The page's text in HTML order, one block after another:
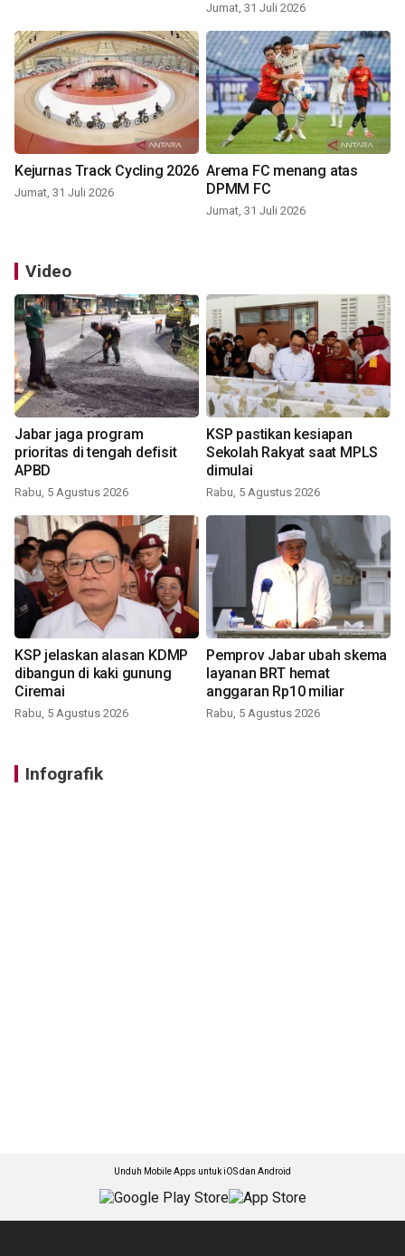
Jumat, 31 Juli 2026
Kejurnas Track Cycling 2026
Jumat, 31 Juli 2026
Arema FC menang atas
DPMM FC
Jumat, 31 Juli 2026
Video
Jabar jaga program
prioritas di tengah defisit
APBD
Rabu, 5 Agustus 2026
KSP pastikan kesiapan
Sekolah Rakyat saat MPLS
dimulai
Rabu, 5 Agustus 2026
KSP jelaskan alasan KDMP
dibangun di kaki gunung
Ciremai
Rabu, 5 Agustus 2026
Pemprov Jabar ubah skema
layanan BRT hemat
anggaran Rp10 miliar
Rabu, 5 Agustus 2026
Infografik
Unduh Mobile Apps untuk iOS dan Android